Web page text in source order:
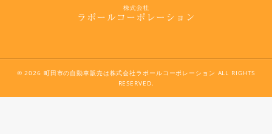
© 2026 町田市の自動車販売は株式会社ラポールコーポレーション ALL RIGHTS
RESERVED.